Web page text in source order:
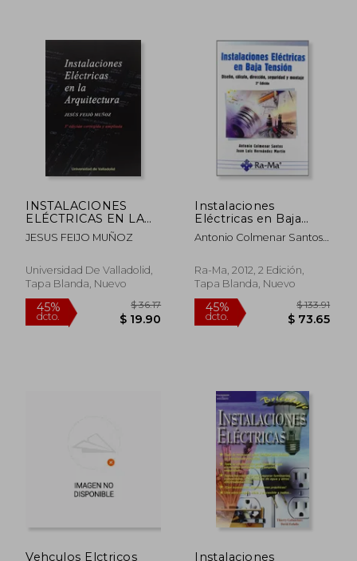
45% 45%
dcto.
45% 40%
INSTALACIONES
ELÉCTRICAS EN LA
ARQUITECTURA
(Manuales y textos
arquitectura)
JESUS FEIJO MUÑOZ
Universidad De Valladolid,
Tapa Blanda, Nuevo
Instalaciones
Eléctricas en Baja
Tensión. Diseño,
Cálculo, Dirección,
2ª Edición
Antonio Colmenar Santos;
Hernandez Martin
Ra-Ma, 2012, 2 Edición,
Tapa Blanda, Nuevo
Vehculos Elctricos Instalaciones